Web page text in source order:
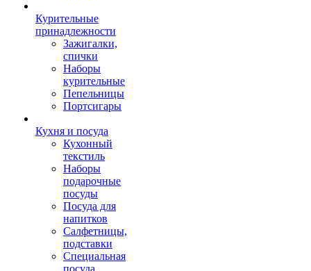
Курительные
принадлежности
Зажигалки,
спички
Наборы
курительные
Пепельницы
Портсигары
Кухня и посуда
Кухонный
текстиль
Наборы
подарочные
посуды
Посуда для
напитков
Салфетницы,
подставки
Специальная
посуда